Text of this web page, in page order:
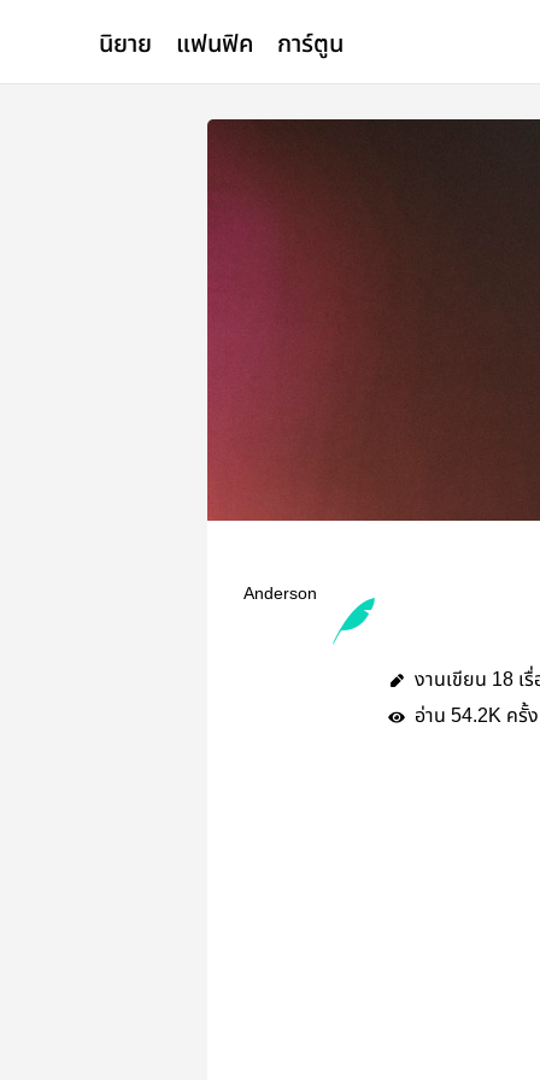
นิยาย แฟนฟิค การ์ตูน
Anderson
งานเขียน 18 เ
อ่าน 54.2K ครั้ง